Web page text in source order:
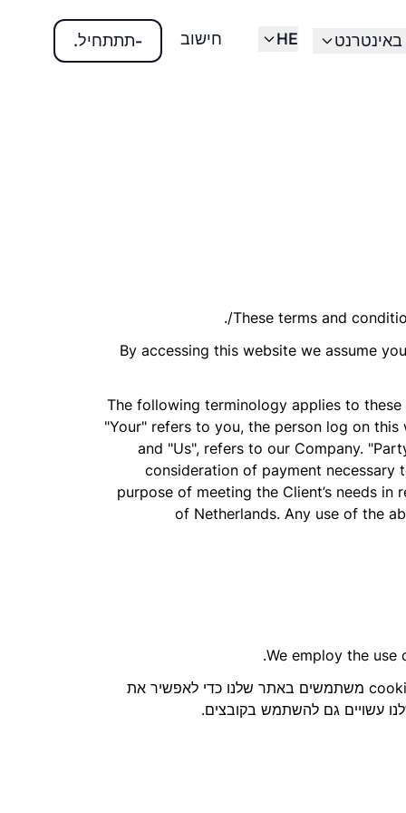
באינטרנט HE חישוב -תתתחיל.
These terms and
By accessing this website we assume
The following terminology applies to these
"Your" refers to you, the person log on this
and "Us", refers to our Company.
consideration of payment necessary
purpose of meeting the Client’s needs
of Netherlands. Any use of the
We employ the use
רוב אתרי האינטראקטיביים משתמשים בקובצי Cookie כדי לאפשר לנו לאסוף את פרטי המשתמש בכל ביקור. קובצי cookie משתמשים באתר שלנו כדי לאפשיר את
עשויים גם להשתמש בקובצים.